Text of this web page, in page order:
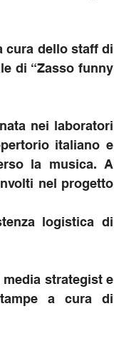
cura dello staff di
di “Zasso funny
nei laboratori
italiano e
la musica. A
nel progetto
logistica di
strategist e
a cura di